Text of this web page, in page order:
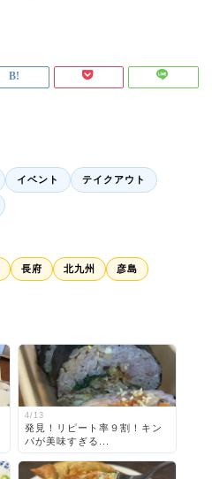
イベント テイクアウト
長府 北九州 彦島
4/13
発見！リピート率９割！キン
パが美味すぎる...